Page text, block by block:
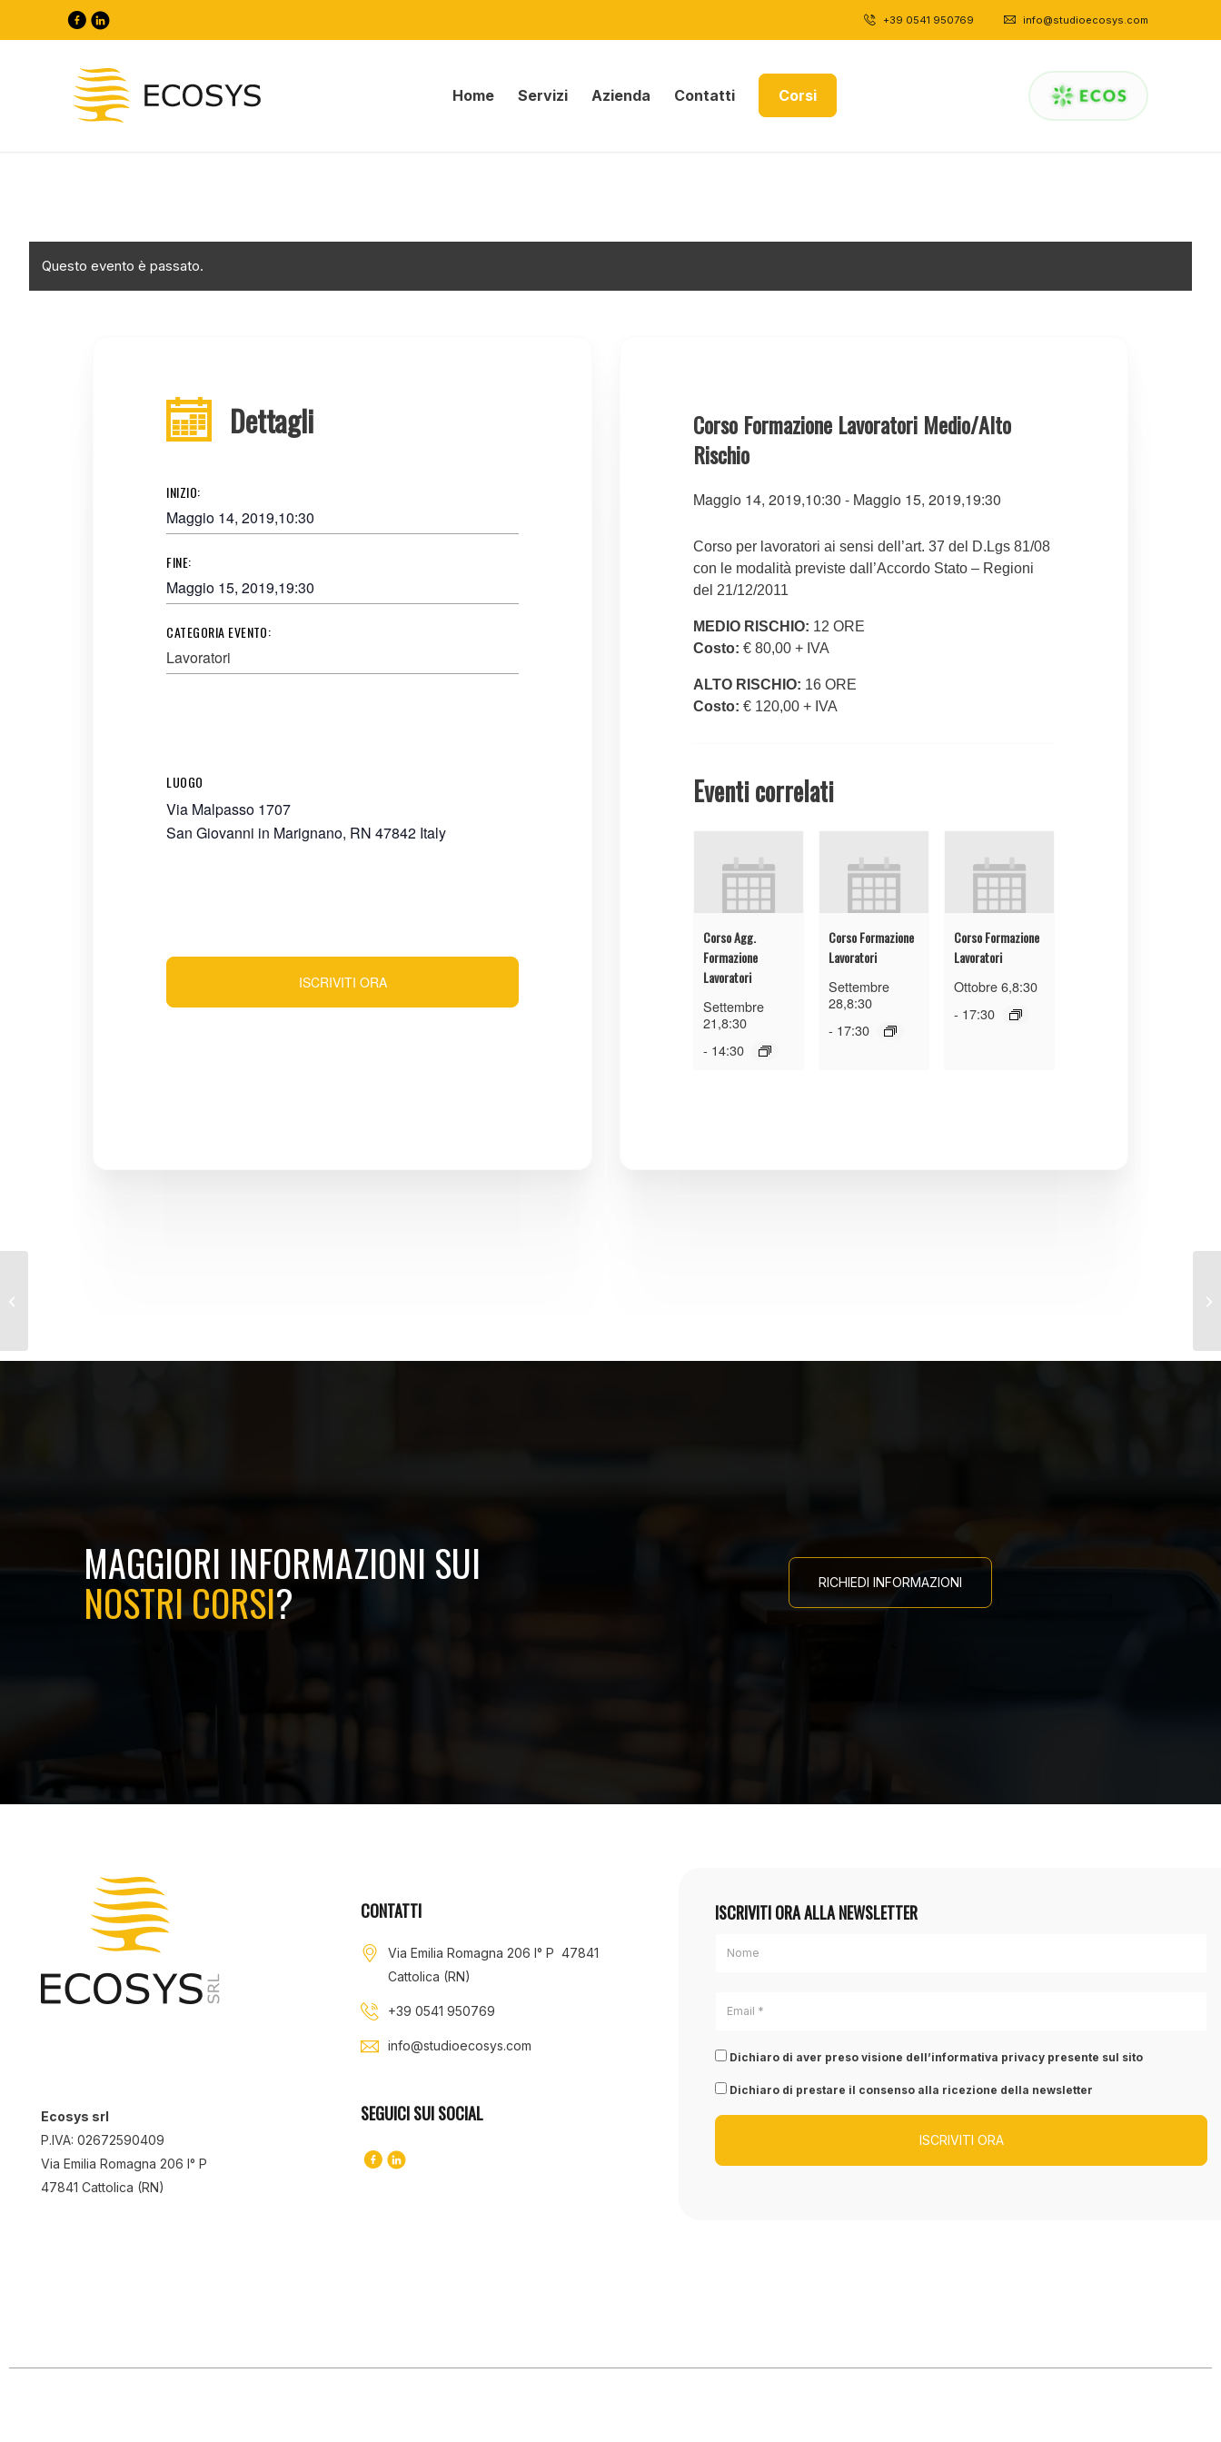
+39 0541 950769 info@studioecosys.com
Home Servizi Azienda Contatti Corsi
Questo evento è passato.
Corso Formazione Lavoratori Medio/Alto
Rischio
Maggio 14, 2019,10:30 - Maggio 15, 2019,19:30
Corso per lavoratori ai sensi dell’art. 37 del D.Lgs 81/08
con le modalità previste dall’Accordo Stato – Regioni
del 21/12/2011
MEDIO RISCHIO: 12 ORE
Costo: € 80,00 + IVA
ALTO RISCHIO: 16 ORE
Costo: € 120,00 + IVA
Eventi correlati
Corso Agg.
Formazione
Lavoratori
Settembre
21,8:30
- 14:30
Corso Formazione
Lavoratori
Settembre
28,8:30
- 17:30
Corso Formazione
Lavoratori
Ottobre 6,8:30
- 17:30
Dettagli
INIZIO:
Maggio 14, 2019,10:30
FINE:
Maggio 15, 2019,19:30
CATEGORIA EVENTO:
Lavoratori
LUOGO
Via Malpasso 1707
San Giovanni in Marignano, RN 47842 Italy
ISCRIVITI ORA
MAGGIORI INFORMAZIONI SUI
NOSTRI CORSI? RICHIEDI INFORMAZIONI
Ecosys srl
P.IVA: 02672590409
Via Emilia Romagna 206 I° P
47841 Cattolica (RN)
CONTATTI
Via Emilia Romagna 206 I° P 47841
Cattolica (RN)
+39 0541 950769
info@studioecosys.com
SEGUICI SUI SOCIAL
ISCRIVITI ORA ALLA NEWSLETTER
Dichiaro di aver preso visione dell’informativa privacy presente sul sito
Dichiaro di prestare il consenso alla ricezione della newsletter